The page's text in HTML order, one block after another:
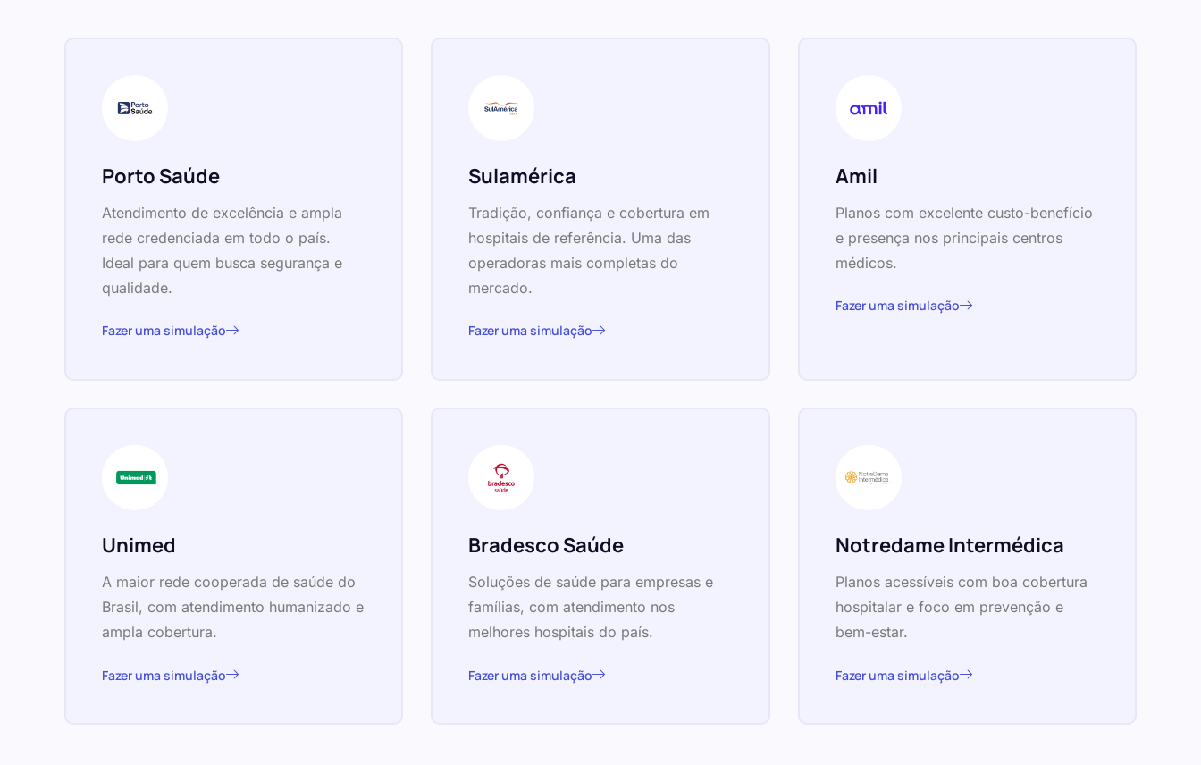
Porto Saúde
Atendimento de excelência e ampla
rede credenciada em todo o país.
Ideal para quem busca segurança e
qualidade.
Fazer uma simulação
Sulamérica
Tradição, confiança e cobertura em
hospitais de referência. Uma das
operadoras mais completas do
mercado.
Fazer uma simulação
Amil
Planos com excelente custo-benefício
e presença nos principais centros
médicos.
Fazer uma simulação
Unimed
A maior rede cooperada de saúde do
Brasil, com atendimento humanizado e
ampla cobertura.
Fazer uma simulação
Bradesco Saúde
Soluções de saúde para empresas e
famílias, com atendimento nos
melhores hospitais do país.
Fazer uma simulação
Notredame Intermédica
Planos acessíveis com boa cobertura
hospitalar e foco em prevenção e
bem-estar.
Fazer uma simulação